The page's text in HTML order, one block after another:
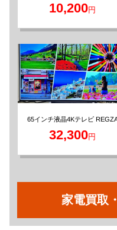
10,200円
65インチ液晶4Kテレビ
32,300円
家電買取